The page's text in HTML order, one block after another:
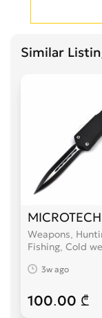
Similar
Weapons,
Fishing, Cold
3w ago
100.00 ₾